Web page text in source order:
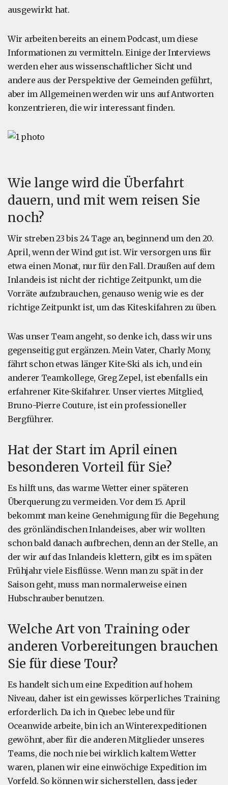
ausgewirkt hat.
Wir arbeiten bereits an einem Podcast, um diese
Informationen zu vermitteln. Einige der Interviews
werden eher aus wissenschaftlicher Sicht und
andere aus der Perspektive der Gemeinden geführt,
aber im Allgemeinen werden wir uns auf Antworten
konzentrieren, die wir interessant finden.
Wie lange wird die Überfahrt
dauern, und mit wem reisen Sie
noch?
Wir streben 23 bis 24 Tage an, beginnend um den 20.
April, wenn der Wind gut ist. Wir versorgen uns für
etwa einen Monat, nur für den Fall. Draußen auf dem
Inlandeis ist nicht der richtige Zeitpunkt, um die
Vorräte aufzubrauchen, genauso wenig wie es der
richtige Zeitpunkt ist, um das Kiteskifahren zu üben.
Was unser Team angeht, so denke ich, dass wir uns
gegenseitig gut ergänzen. Mein Vater, Charly Mony,
fährt schon etwas länger Kite-Ski als ich, und ein
anderer Teamkollege, Greg Zepel, ist ebenfalls ein
erfahrener Kite-Skifahrer. Unser viertes Mitglied,
Bruno-Pierre Couture, ist ein professioneller
Bergführer.
Hat der Start im April einen
besonderen Vorteil für Sie?
Es hilft uns, das warme Wetter einer späteren
Überquerung zu vermeiden. Vor dem 15. April
bekommt man keine Genehmigung für die Begehung
des grönländischen Inlandeises, aber wir wollten
schon bald danach aufbrechen, denn an der Stelle, an
der wir auf das Inlandeis klettern, gibt es im späten
Frühjahr viele Eisflüsse. Wenn man zu spät in der
Saison geht, muss man normalerweise einen
Hubschrauber benutzen.
Welche Art von Training oder
anderen Vorbereitungen brauchen
Sie für diese Tour?
Es handelt sich um eine Expedition auf hohem
Niveau, daher ist ein gewisses körperliches Training
erforderlich. Da ich in Quebec lebe und für
Oceanwide arbeite, bin ich an Winterexpeditionen
gewöhnt, aber für die anderen Mitglieder unseres
Teams, die noch nie bei wirklich kaltem Wetter
waren, planen wir eine einwöchige Expedition im
Vorfeld. So können wir sicherstellen, dass jeder